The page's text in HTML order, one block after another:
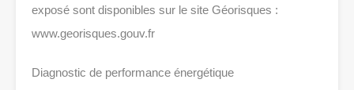
exposé sont disponibles sur le site Géorisques :
www.georisques.gouv.fr
Diagnostic de performance énergétique